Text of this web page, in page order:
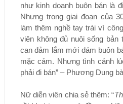
như kinh doanh buôn bán là
Nhưng trong giai đoạn của
làm thêm nghề tay trái vì
viên không đủ nuôi sống bản
can đảm lắm mới dám buôn
mặc cảm. Nhưng tình cảnh
phải đi bán” – Phương Dung
Nữ diễn viên chia sẻ thêm: “